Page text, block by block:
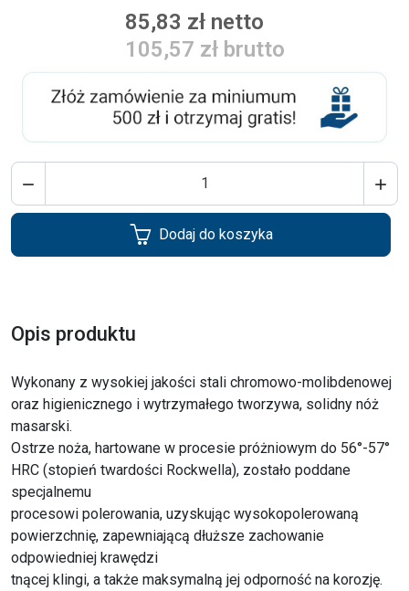
85,83 zł netto
105,57 zł brutto
 
Dodaj do koszyka
Opis produktu
Wykonany z wysokiej jakości stali chromowo-molibdenowej
oraz higienicznego i wytrzymałego tworzywa, solidny nóż
masarski.
Ostrze noża, hartowane w procesie próżniowym do 56°-57°
HRC (stopień twardości Rockwella), zostało poddane
specjalnemu
procesowi polerowania, uzyskując wysokopolerowaną
powierzchnię, zapewniającą dłuższe zachowanie
odpowiedniej krawędzi
tnącej klingi, a także maksymalną jej odporność na korozję.